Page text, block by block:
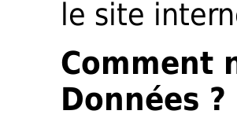
le site
Comment
Données ?